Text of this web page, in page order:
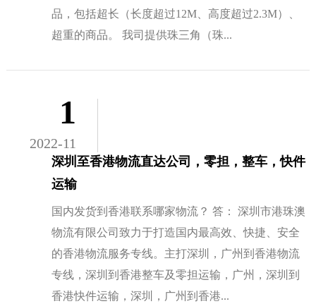
品，包括超长（长度超过12M、高度超过2.3M）、
超重的商品。 我司提供珠三角（珠...
1
2022-11
深圳至香港物流直达公司，零担，整车，快件
运输
国内发货到香港联系哪家物流？ 答： 深圳市港珠澳
物流有限公司致力于打造国内最高效、快捷、安全
的香港物流服务专线。主打深圳，广州到香港物流
专线，深圳到香港整车及零担运输，广州，深圳到
香港快件运输，深圳，广州到香港...